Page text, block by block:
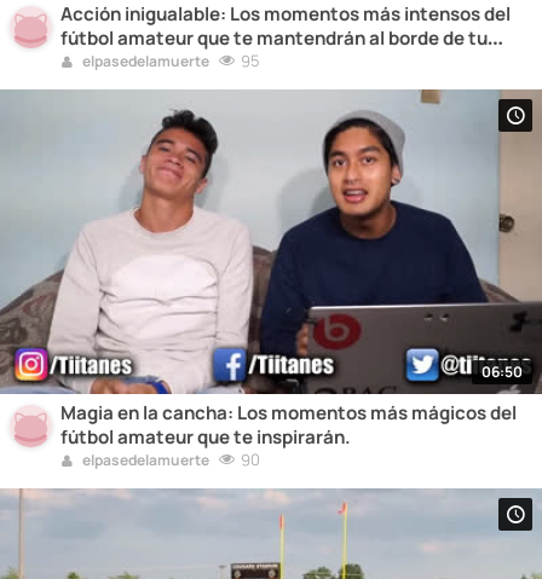
Acción inigualable: Los momentos más intensos del
fútbol amateur que te mantendrán al borde de tu
asiento.
elpasedelamuerte 95
06:50
Magia en la cancha: Los momentos más mágicos del
fútbol amateur que te inspirarán.
elpasedelamuerte 90